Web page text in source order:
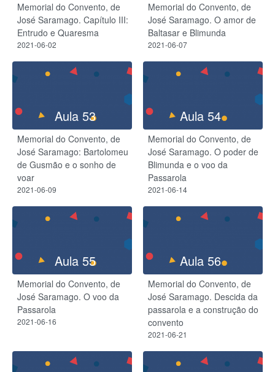
Memorial do Convento, de
José Saramago. Capítulo III:
Entrudo e Quaresma
2021-06-02
Memorial do Convento, de
José Saramago. O amor de
Baltasar e Blimunda
2021-06-07
Aula 53
Memorial do Convento, de
José Saramago: Bartolomeu
de Gusmão e o sonho de
voar
2021-06-09
Aula 54
Memorial do Convento, de
José Saramago. O poder de
Blimunda e o voo da
Passarola
2021-06-14
Aula 55
Memorial do Convento, de
José Saramago. O voo da
Passarola
2021-06-16
Aula 56
Memorial do Convento, de
José Saramago. Descida da
passarola e a construção do
convento
2021-06-21